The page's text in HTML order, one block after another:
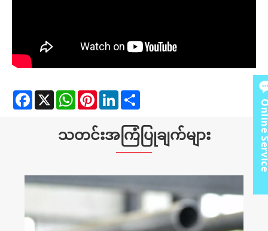
Facebook WhatsAppPinterestLinkedIn
သတင်းအကြံပြုချက်များ